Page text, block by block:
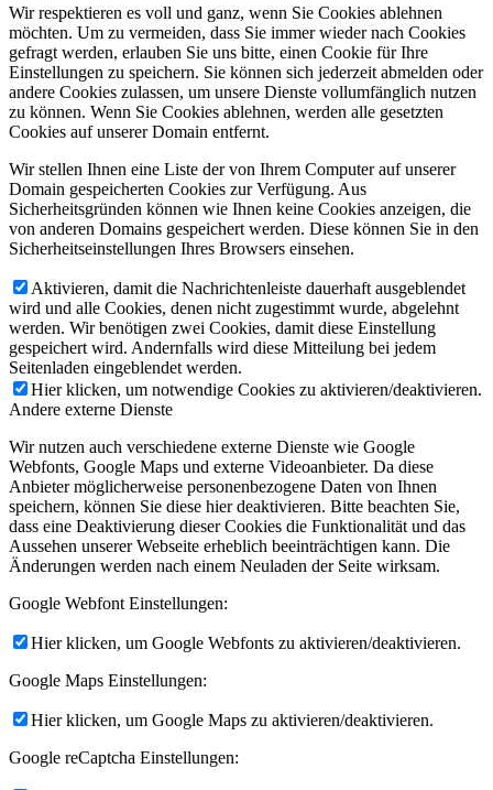
Wir respektieren es voll und ganz, wenn Sie Cookies ablehnen
möchten. Um zu vermeiden, dass Sie immer wieder nach Cookies
gefragt werden, erlauben Sie uns bitte, einen Cookie für Ihre
Einstellungen zu speichern. Sie können sich jederzeit abmelden oder
andere Cookies zulassen, um unsere Dienste vollumfänglich nutzen
zu können. Wenn Sie Cookies ablehnen, werden alle gesetzten
Cookies auf unserer Domain entfernt.
Wir stellen Ihnen eine Liste der von Ihrem Computer auf unserer
Domain gespeicherten Cookies zur Verfügung. Aus
Sicherheitsgründen können wie Ihnen keine Cookies anzeigen, die
von anderen Domains gespeichert werden. Diese können Sie in den
Sicherheitseinstellungen Ihres Browsers einsehen.
Aktivieren, damit die Nachrichtenleiste dauerhaft ausgeblendet
wird und alle Cookies, denen nicht zugestimmt wurde, abgelehnt
werden. Wir benötigen zwei Cookies, damit diese Einstellung
gespeichert wird. Andernfalls wird diese Mitteilung bei jedem
Seitenladen eingeblendet werden.
Hier klicken, um notwendige Cookies zu aktivieren/deaktivieren.
Andere externe Dienste
Wir nutzen auch verschiedene externe Dienste wie Google
Webfonts, Google Maps und externe Videoanbieter. Da diese
Anbieter möglicherweise personenbezogene Daten von Ihnen
speichern, können Sie diese hier deaktivieren. Bitte beachten Sie,
dass eine Deaktivierung dieser Cookies die Funktionalität und das
Aussehen unserer Webseite erheblich beeinträchtigen kann. Die
Änderungen werden nach einem Neuladen der Seite wirksam.
Google Webfont Einstellungen:
Hier klicken, um Google Webfonts zu aktivieren/deaktivieren.
Google Maps Einstellungen:
Hier klicken, um Google Maps zu aktivieren/deaktivieren.
Google reCaptcha Einstellungen: